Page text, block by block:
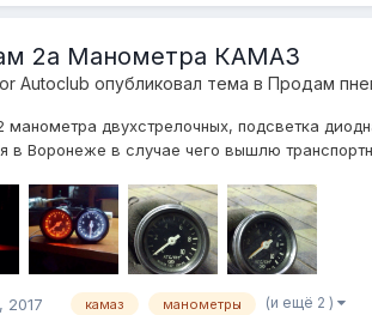
2а Манометра КАМАЗ
Autoclub опубликовал тема в Продам
двухстрелочных, подсветка
в Воронеже в случае чего вышлю
2017 камаз манометры (и ещё 2 )